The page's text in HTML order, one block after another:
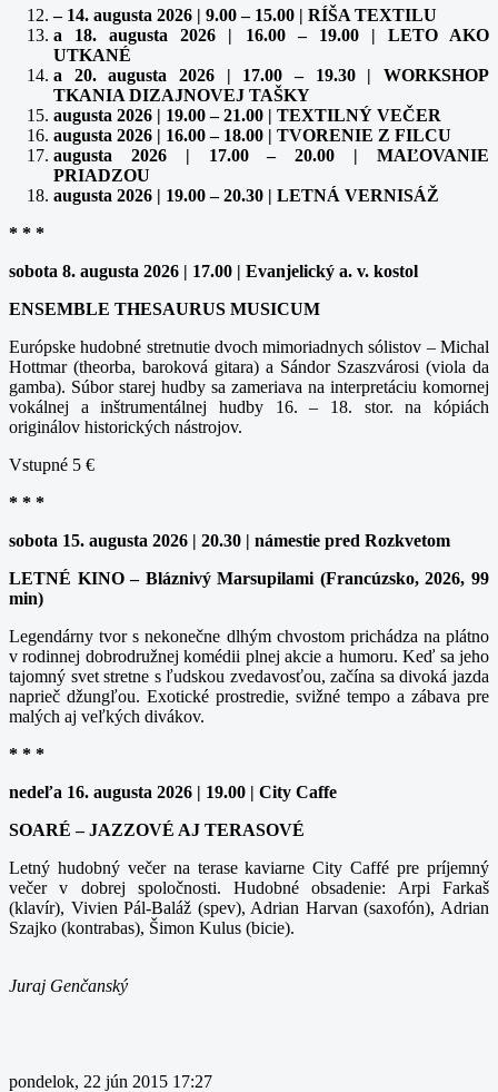
– 14. augusta 2026 | 9.00 – 15.00 | RÍŠA TEXTILU
a 18. augusta 2026 | 16.00 – 19.00 | LETO AKO
UTKANÉ
a 20. augusta 2026 | 17.00 – 19.30 | WORKSHOP
TKANIA DIZAJNOVEJ TAŠKY
augusta 2026 | 19.00 – 21.00 | TEXTILNÝ VEČER
augusta 2026 | 16.00 – 18.00 | TVORENIE Z FILCU
augusta 2026 | 17.00 – 20.00 | MAĽOVANIE
PRIADZOU
augusta 2026 | 19.00 – 20.30 | LETNÁ VERNISÁŽ
* * *
sobota 8. augusta 2026 | 17.00 | Evanjelický a. v. kostol
ENSEMBLE THESAURUS MUSICUM
Európske hudobné stretnutie dvoch mimoriadnych sólistov – Michal
Hottmar (theorba, baroková gitara) a Sándor Szaszvárosi (viola da
gamba). Súbor starej hudby sa zameriava na interpretáciu komornej
vokálnej a inštrumentálnej hudby 16. – 18. stor. na kópiách
originálov historických nástrojov.
Vstupné 5 €
* * *
sobota 15. augusta 2026 | 20.30 | námestie pred Rozkvetom
LETNÉ KINO – Bláznivý Marsupilami (Francúzsko, 2026, 99
min)
Legendárny tvor s nekonečne dlhým chvostom prichádza na plátno
v rodinnej dobrodružnej komédii plnej akcie a humoru. Keď sa jeho
tajomný svet stretne s ľudskou zvedavosťou, začína sa divoká jazda
naprieč džungľou. Exotické prostredie, svižné tempo a zábava pre
malých aj veľkých divákov.
* * *
nedeľa 16. augusta 2026 | 19.00 | City Caffe
SOARÉ – JAZZOVÉ AJ TERASOVÉ
Letný hudobný večer na terase kaviarne City Caffé pre príjemný
večer v dobrej spoločnosti. Hudobné obsadenie: Arpi Farkaš
(klavír), Vivien Pál-Baláž (spev), Adrian Harvan (saxofón), Adrian
Szajko (kontrabas), Šimon Kulus (bicie).
Juraj Genčanský
pondelok, 22 jún 2015 17:27